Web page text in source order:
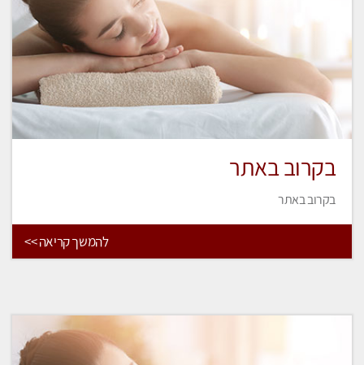
בקרוב באתר
בקרוב באתר
להמשך קריאה >>